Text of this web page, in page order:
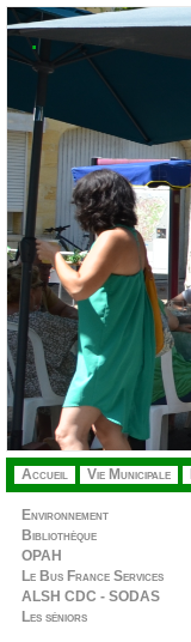
.
Accueil Vie Municipale
Environnement
Bibliothèque
OPAH
Le Bus France Services
ALSH CDC - SODAS
Les séniors